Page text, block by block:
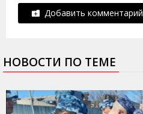
Добавить комментарий
НОВОСТИ ПО ТЕМЕ